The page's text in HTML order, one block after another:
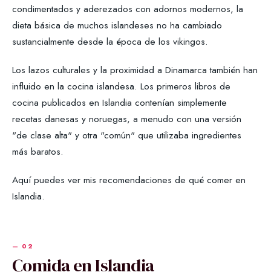
condimentados y aderezados con adornos modernos, la
dieta básica de muchos islandeses no ha cambiado
sustancialmente desde la época de los vikingos.
Los lazos culturales y la proximidad a Dinamarca también han
influido en la cocina islandesa. Los primeros libros de
cocina publicados en Islandia contenían simplemente
recetas danesas y noruegas, a menudo con una versión
"de clase alta" y otra "común" que utilizaba ingredientes
más baratos.
Aquí puedes ver mis recomendaciones de qué comer en
Islandia.
Comida en Islandia